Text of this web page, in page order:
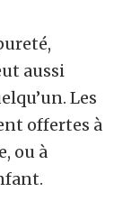
aussi
Les
offertes à
ou à